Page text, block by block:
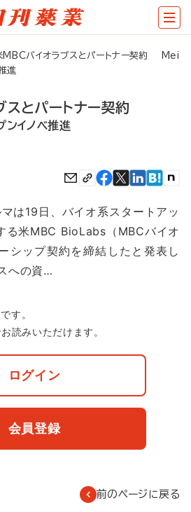
MBCバイオラブスとパートナー契約 Mei
進
とパートナー契約
ンイノベ推進
は19日、バイオ系スタートアッ
る米MBC BioLabs（MBCバイオ
シップ契約を締結したと発表し
への資…
す。
読みいただけます。
ログイン
会員登録
前のページに戻る